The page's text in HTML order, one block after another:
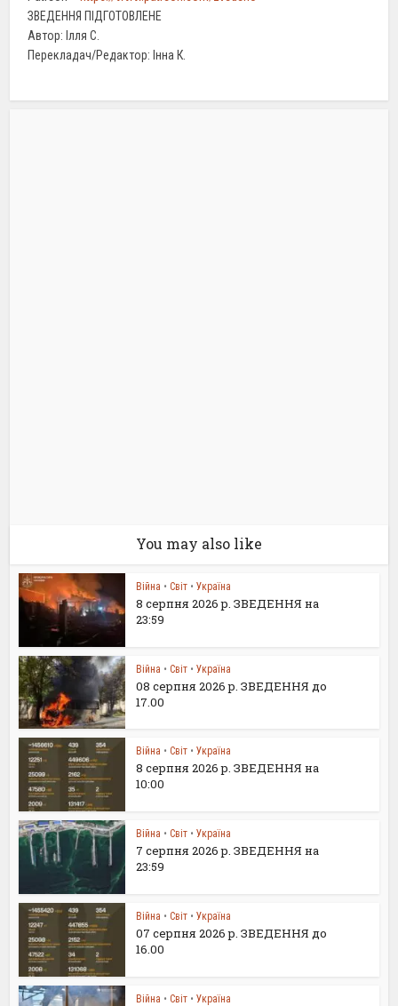
ЗВЕДЕННЯ ПІДГОТОВЛЕНЕ
Автор: Ілля С.
Перекладач/Редактор: Інна К.
You may also like
Війна • Світ • Україна
8 серпня 2026 р. ЗВЕДЕННЯ на
23:59
Війна • Світ • Україна
08 серпня 2026 р. ЗВЕДЕННЯ до
17.00
Війна • Світ • Україна
8 серпня 2026 р. ЗВЕДЕННЯ на
10:00
Війна • Світ • Україна
7 серпня 2026 р. ЗВЕДЕННЯ на
23:59
Війна • Світ • Україна
07 серпня 2026 р. ЗВЕДЕННЯ до
16.00
Війна • Світ • Україна